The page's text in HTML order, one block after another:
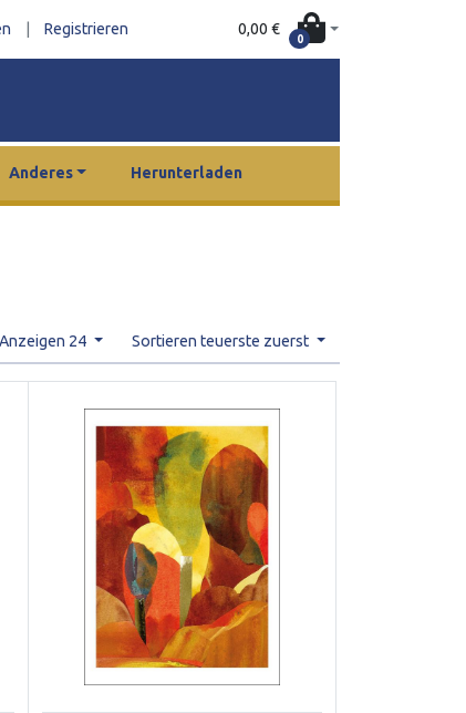
Registrieren 0,00 €
0
Anderes Herunterladen
Anzeigen 24 Sortieren teuerste zuerst